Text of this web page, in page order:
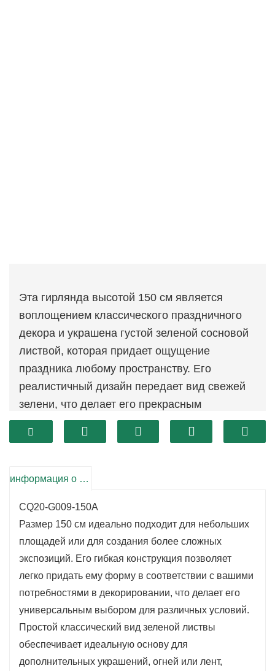
Эта гирлянда высотой 150 см является
воплощением классического праздничного
декора и украшена густой зеленой сосновой
листвой, которая придает ощущение
праздника любому пространству. Его
реалистичный дизайн передает вид свежей
зелени, что делает его прекрасным
дополнением к вашему празднику.
Независимо от того, накинута ли эта
вокруг перил, она подчеркнет сезонное
информация о продукте
CQ20-G009-150A
Размер 150 см идеально подходит для небольших
площадей или для создания более сложных
экспозиций. Его гибкая конструкция позволяет
легко придать ему форму в соответствии с вашими
потребностями в декорировании, что делает его
универсальным выбором для различных условий.
Простой классический вид зеленой листвы
обеспечивает идеальную основу для
дополнительных украшений, огней или лент,